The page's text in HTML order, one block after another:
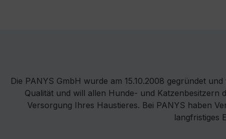
Die PANYS GmbH wurde am 15.10.2008 gegründet
Qualität und will allen Hunde- und
Versorgung Ihres Haustieres. Bei PANYS haben
langfristiges